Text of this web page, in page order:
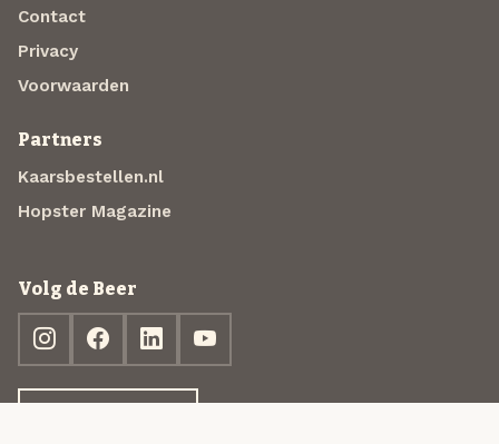
Contact
Privacy
Voorwaarden
Partners
Kaarsbestellen.nl
Hopster Magazine
Volg de Beer